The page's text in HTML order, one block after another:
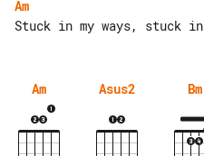
Am
Am Asus2 Bm